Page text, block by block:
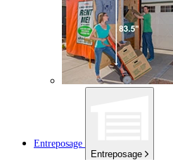
Entreposage
Entreposage